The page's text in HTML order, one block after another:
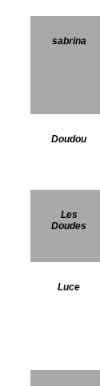
sabrina
Doudou
Les
Doudes
Luce